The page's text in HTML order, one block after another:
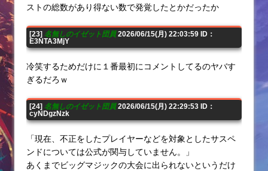
ストの総数があり得ない数で発覚したとかだったか
[23] 名無しのイゼット団員2026/06/15(月) 22:03:59 ID：
E3NTA3MjY
冷笑するためだけに１番最初にコメントしてるのヤバす
ぎるだろｗ
[24] 名無しのイゼット団員2026/06/15(月) 22:29:53 ID：
cyNDgzNzk
「現在、不正をしたプレイヤーなどを対象としたサスペ
ンドについては公式が関与していません。」
あくまでビッグマジックの大会に出られないというだけ